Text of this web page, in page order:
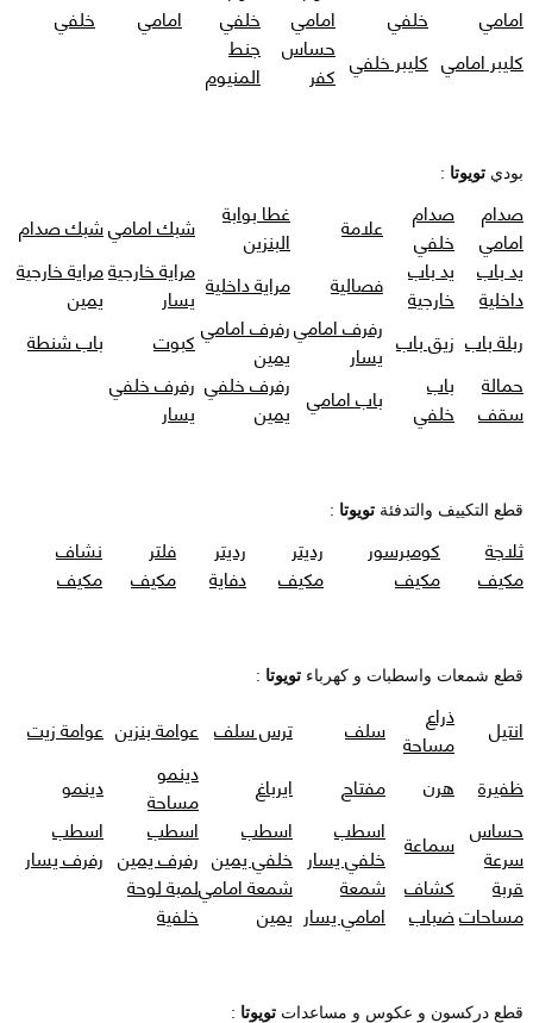
امامي
خلفي
امامي
خلفي
امامي
خلفي
كليبر امامي كليبر خلفي حساس
كفر
جنط
المنيوم
بودي تويوتا :
صدام
امامي
صدام
خلفي
علامة
غطا بوابة
البنزين
شبك اماميشبك صدام
يد باب
داخلية
يد باب
خارجية
فصالية مراية داخلية مراية خارجية
يسار
مراية خارجية
يمين
ربلة باب زيق باب رفرف امامي
يسار
رفرف امامي
يمين
كبوت
باب شنطة
حمالة
سقف
باب
خلفي
باب امامي رفرف خلفي
يمين
رفرف خلفي
يسار
قطع التكييف والتدفئة تويوتا :
ثلاجة
مكيف
كومبرسور
مكيف
رديتر
مكيف
رديتر
دفاية
فلتر
مكيف
نشاف
مكيف
قطع شمعات واسطبات و كهرباء تويوتا :
انتيل
ذراع
مساحة سلف ترس سلف عوامة بنزين عوامة زيت
ظفيرة
هرن مفتاح ايرباغ
دينمو
مساحة
دينمو
حساس
سرعة
سماعة اسطب
خلفي يسار
اسطب
خلفي يمين
اسطب
رفرف يمين
اسطب
رفرف يسار
قربة
مساحات
كشاف
ضباب
شمعة
امامي يسار
شمعة امامي
يمين
لمبة لوحة
خلفية
قطع دركسون و عكوس و مساعدات تويوتا :